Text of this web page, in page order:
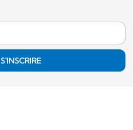
S'INSCRIRE